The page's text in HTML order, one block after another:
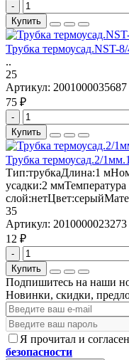
-
Купить
Трубка термоусад.NST-
..
25
Артикул: 2001000035687
75 ₽
-
Купить
Трубка термоусад.2/
Тип:трубкаДлина:1
усадки:2
35
Артикул: 2010000023273
12 ₽
-
Купить
Подпишитесь на наши
Новинки, скидки,
Я прочитал и
безопасности